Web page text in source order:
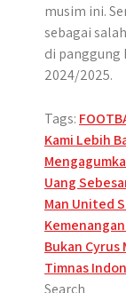
musim ini.
sebagai
di panggung
2024/2025.
Tags:
Kami Lebih
Uang
Post
Man United
Bukan
Timnas
Search